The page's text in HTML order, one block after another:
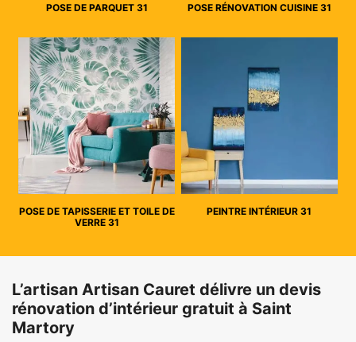
POSE DE PARQUET 31 POSE RÉNOVATION CUISINE 31
POSE DE TAPISSERIE ET TOILE DE
VERRE 31
PEINTRE INTÉRIEUR 31
L’artisan Artisan Cauret délivre un devis
rénovation d’intérieur gratuit à Saint
Martory